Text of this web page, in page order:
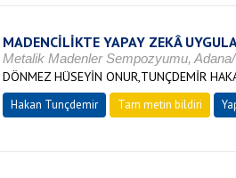
MADENCİLİKTE YAPAY ZEKÂ
Metalik Madenler Sempozyumu,
DÖNMEZ HÜSEYİN ONUR,TUNÇDEMİR
Hakan Tunçdemir Tam metin bildiri